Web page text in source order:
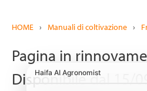
HOME › Manuali di coltivazione ›
Pagina in
Disponibile dal 15/